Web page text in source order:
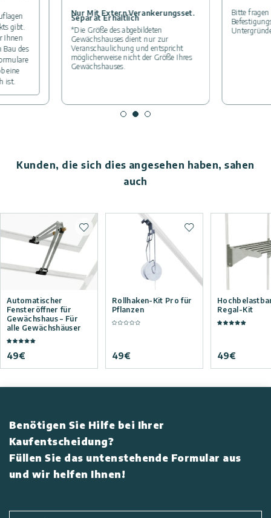
gibt.
Ihnen
Bau des
eine
ist.
Nur Mit Extern Verankerungsset.
Separat Erhältlich
*Die Größe des abgebildeten
Gewächshauses dient nur zur
Veranschaulichung und entspricht
möglicherweise nicht der Größe Ihres
Gewächshauses.
Bitte fragen
Kunden, die sich dies angesehen haben, sahen
auch
Automatischer
Fensteröffner für
Gewächshaus – Für
alle Gewächshäuser
49€
Zur Wunschliste hinzufügen
Rollhaken-Kit Pro für
Pflanzen
49€
Zur Wunschliste
Regal-Kit
49€
Benötigen Sie Hilfe bei Ihrer
Kaufentscheidung?
Füllen Sie das untenstehende Formular aus
und wir helfen Ihnen!